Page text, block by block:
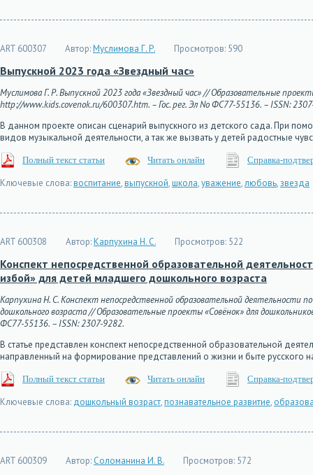
ART 600307 Автор:Муслимова Г. Р. Просмотров: 590
Выпускной 2023 года «Звездный час»
Муслимова Г. Р. Выпускной 2023 года «Звездный час» // Образовательные
http://www.kids.covenok.ru/600307.htm. – Гос. рег. Эл No ФС77-55136. – ISSN:
В данном проекте описан сценарий выпускного из детского сада. При
видов музыкальной деятельности, а так же вызвать у детей радостные
Полный текст статьи Читать онлайн Справка-
Ключевые слова:воспитание,выпускной,школа,уважение,любовь,звезда
ART 600308 Автор:Карпухина Н. С. Просмотров: 522
Конспект непосредственной образовательной
избой» для детей младшего дошкольного возраста
Карпухина Н. С. Конспект непосредственной образовательной деятельности
дошкольного возраста // Образовательные проекты «Совёнок» для
ФС77-55136. – ISSN: 2307-9282.
В статье представлен конспект непосредственной образовательной
направленный на формирование представлений о жизни и быте русского
Полный текст статьи Читать онлайн Справка-
Ключевые слова: дошкольный возраст,познавательное развитие,
ART 600309 Автор: Соломанина И. В. Просмотров: 572